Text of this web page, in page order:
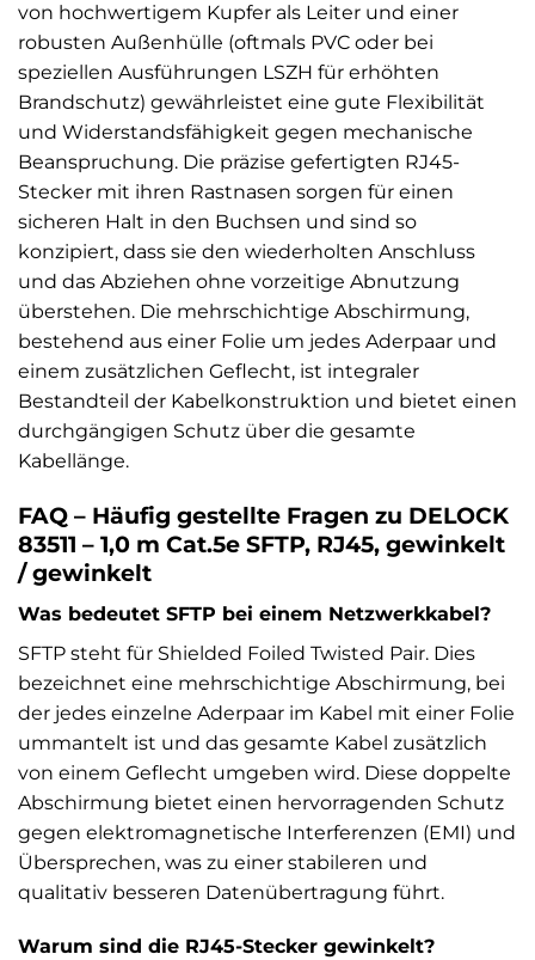
von hochwertigem Kupfer als Leiter und einer
robusten Außenhülle (oftmals PVC oder bei
speziellen Ausführungen LSZH für erhöhten
Brandschutz) gewährleistet eine gute Flexibilität
und Widerstandsfähigkeit gegen mechanische
Beanspruchung. Die präzise gefertigten RJ45-
Stecker mit ihren Rastnasen sorgen für einen
sicheren Halt in den Buchsen und sind so
konzipiert, dass sie den wiederholten Anschluss
und das Abziehen ohne vorzeitige Abnutzung
überstehen. Die mehrschichtige Abschirmung,
bestehend aus einer Folie um jedes Aderpaar und
einem zusätzlichen Geflecht, ist integraler
Bestandteil der Kabelkonstruktion und bietet einen
durchgängigen Schutz über die gesamte
Kabellänge.
FAQ – Häufig gestellte Fragen zu DELOCK
83511 – 1,0 m Cat.5e SFTP, RJ45, gewinkelt
/ gewinkelt
Was bedeutet SFTP bei einem Netzwerkkabel?
SFTP steht für Shielded Foiled Twisted Pair. Dies
bezeichnet eine mehrschichtige Abschirmung, bei
der jedes einzelne Aderpaar im Kabel mit einer Folie
ummantelt ist und das gesamte Kabel zusätzlich
von einem Geflecht umgeben wird. Diese doppelte
Abschirmung bietet einen hervorragenden Schutz
gegen elektromagnetische Interferenzen (EMI) und
Übersprechen, was zu einer stabileren und
qualitativ besseren Datenübertragung führt.
Warum sind die RJ45-Stecker gewinkelt?